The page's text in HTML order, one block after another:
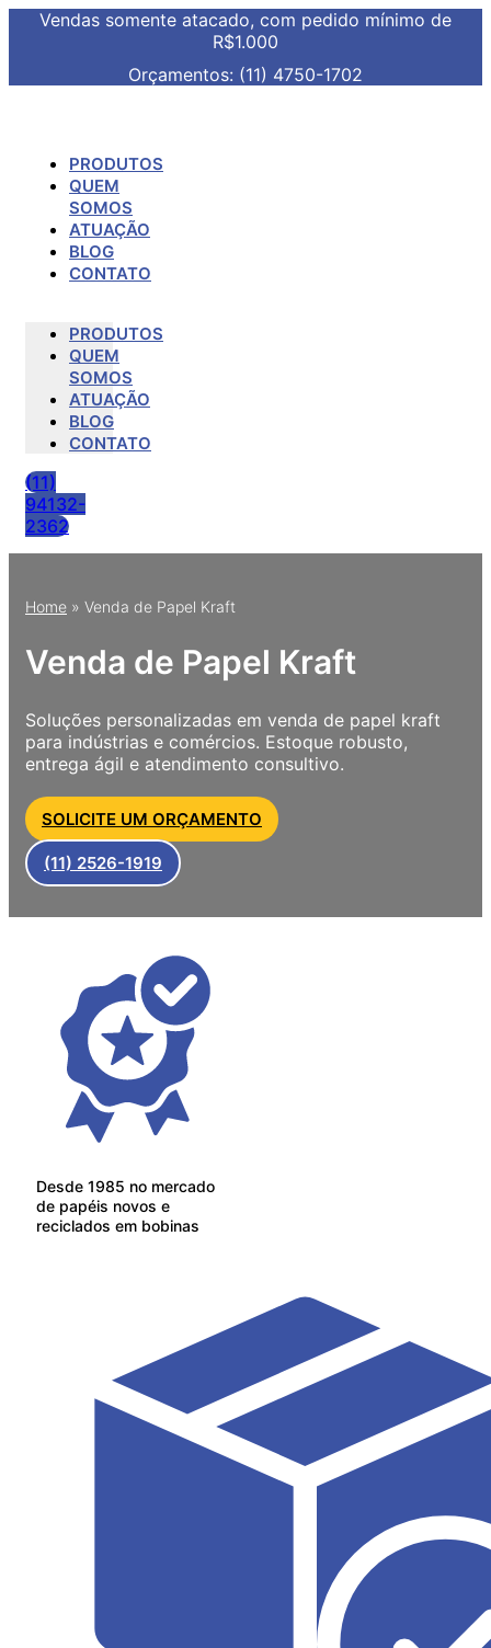
Vendas somente atacado, com pedido mínimo de
R$1.000
Orçamentos: (11) 4750-1702
PRODUTOS
QUEM
SOMOS
ATUAÇÃO
BLOG
CONTATO
PRODUTOS
QUEM
SOMOS
ATUAÇÃO
BLOG
CONTATO
(11)
94132-
2362
Home » Venda de Papel Kraft
Venda de Papel Kraft
Soluções personalizadas em venda de papel kraft
para indústrias e comércios. Estoque robusto,
entrega ágil e atendimento consultivo.
SOLICITE UM ORÇAMENTO
(11) 2526-1919
Desde 1985 no mercado
de papéis novos e
reciclados em bobinas